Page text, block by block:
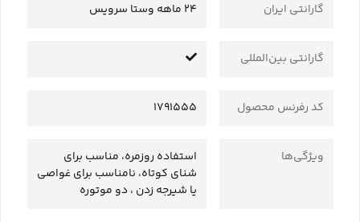
گارانتی ایران 24 ماهه وستا سرویس
گارانتی بین‌المللی
کد رفرنس محصول 1791555
ویژگی‌ها
استفاده روزمره، مناسب برای
شنای کوتاه، نامناسب برای غواصی
یا شیرجه زدن ، دو موتوره